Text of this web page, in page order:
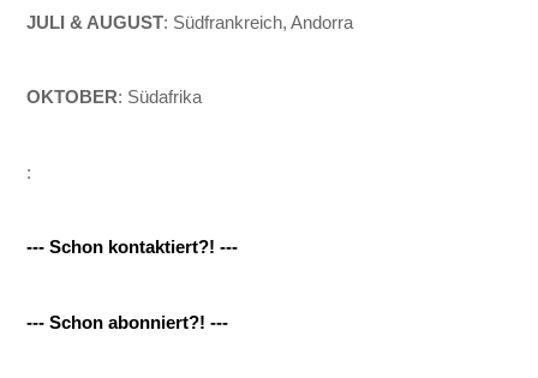
JULI & AUGUST: Südfrankreich, Andorra
OKTOBER: Südafrika
:
--- Schon kontaktiert?! ---
--- Schon abonniert?! ---